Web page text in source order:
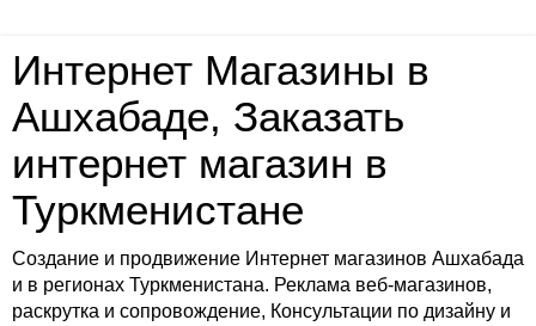
Интернет Магазины в
Ашхабаде, Заказать
интернет магазин в
Туркменистане
Создание и продвижение Интернет магазинов Ашхабада
и в регионах Туркменистана. Реклама веб-магазинов,
раскрутка и сопровождение, Консультации по дизайну и